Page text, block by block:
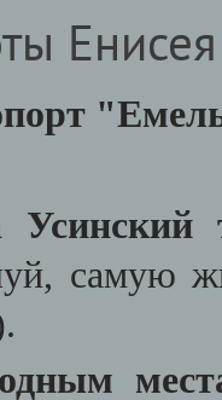
Усинский
самую